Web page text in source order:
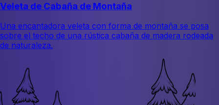
Veleta de Cabaña de Montaña
Una encantadora veleta con forma de montaña se posa
sobre el techo de una rústica cabaña de madera rodeada
de naturaleza.